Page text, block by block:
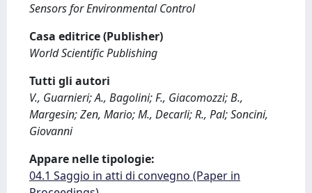
Sensors for Environmental Control
Casa editrice (Publisher)
World Scientific Publishing
Tutti gli autori
V., Guarnieri; A., Bagolini; F., Giacomozzi; B.,
Margesin; Zen, Mario; M., Decarli; R., Pal; Soncini,
Giovanni
Appare nelle tipologie:
04.1 Saggio in atti di convegno (Paper in